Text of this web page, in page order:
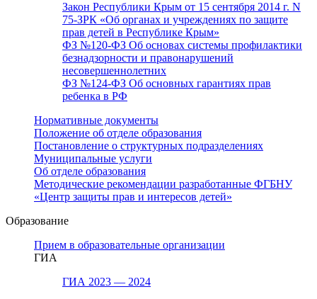
Закон Республики Крым от 15 сентября 2014 г. N
75-ЗРК «Об органах и учреждениях по защите
прав детей в Республике Крым»
ФЗ №120-ФЗ Об основах системы профилактики
безнадзорности и правонарушений
несовершеннолетних
ФЗ №124-ФЗ Об основных гарантиях прав
ребенка в РФ
Нормативные документы
Положение об отделе образования
Постановление о структурных подразделениях
Муниципальные услуги
Об отделе образования
Методические рекомендации разработанные ФГБНУ
«Центр защиты прав и интересов детей»
Образование
Прием в образовательные организации
ГИА
ГИА 2023 — 2024